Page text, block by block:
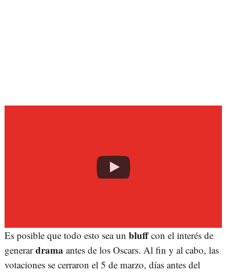
Es posible que todo esto sea un bluffcon el interés de
generardrama antes de los Oscars. Al fin y al cabo, las
votaciones se cerraron el 5 de marzo, días antes del